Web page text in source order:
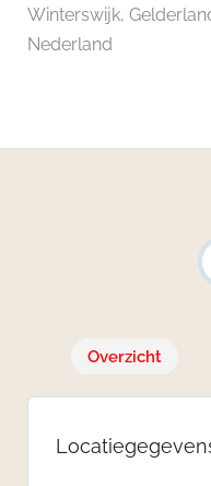
Europark 6b,
Winterswijk,
Overzicht